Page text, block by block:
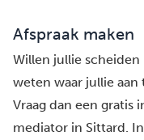
Afspraak maken
Willen jullie
weten waar jullie aan
Vraag dan een gratis
mediator in Sittard.